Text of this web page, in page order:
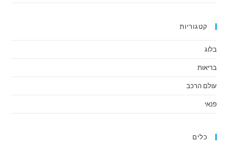
קטגוריות
בלוג
בריאות
עולם הרכב
פנאי
כלים